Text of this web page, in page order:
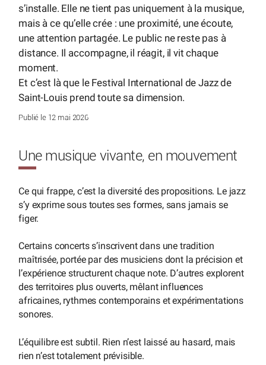
s’installe. Elle ne tient pas uniquement à la musique,
mais à ce qu’elle crée : une proximité, une écoute,
une attention partagée. Le public ne reste pas à
distance. Il accompagne, il réagit, il vit chaque
moment.
Et c’est là que le Festival International de Jazz de
Saint-Louis prend toute sa dimension.
Publié le 12 mai 2026
Une musique vivante, en mouvement
Ce qui frappe, c’est la diversité des propositions. Le jazz
s’y exprime sous toutes ses formes, sans jamais se
figer.
Certains concerts s’inscrivent dans une tradition
maîtrisée, portée par des musiciens dont la précision et
l’expérience structurent chaque note. D’autres explorent
des territoires plus ouverts, mêlant influences
africaines, rythmes contemporains et expérimentations
sonores.
L’équilibre est subtil. Rien n’est laissé au hasard, mais
rien n’est totalement prévisible.